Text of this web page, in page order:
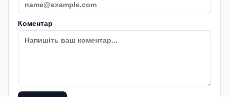
Коментар